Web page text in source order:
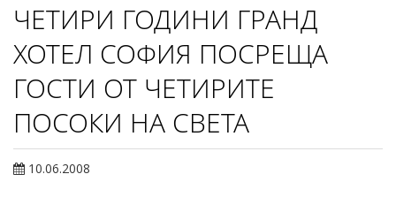
ЧЕТИРИ ГОДИНИ ГРАНД
ХОТЕЛ СОФИЯ ПОСРЕЩА
ГОСТИ ОТ ЧЕТИРИТЕ
ПОСОКИ НА СВЕТА
10.06.2008